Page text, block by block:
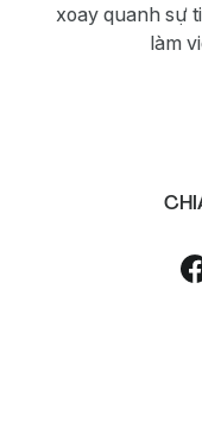
xoay quanh sự
làm